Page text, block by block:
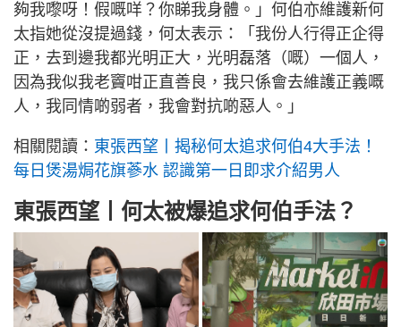
夠我嚟呀！假嘅咩？你睇我身體。」何伯亦維護新何
太指她從沒提過錢，何太表示：「我份人行得正企得
正，去到邊我都光明正大，光明磊落（嘅）一個人，
因為我似我老竇咁正直善良，我只係會去維護正義嘅
人，我同情啲弱者，我會對抗啲惡人。」
相關閱讀： 東張西望丨揭秘何太追求何伯4大手法！
每日煲湯焗花旗蔘水 認識第一日即求介紹男人
東張西望丨何太被爆追求何伯手法？